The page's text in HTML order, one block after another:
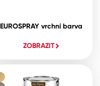
EUROSPRAY vrchní barva
ZOBRAZIT